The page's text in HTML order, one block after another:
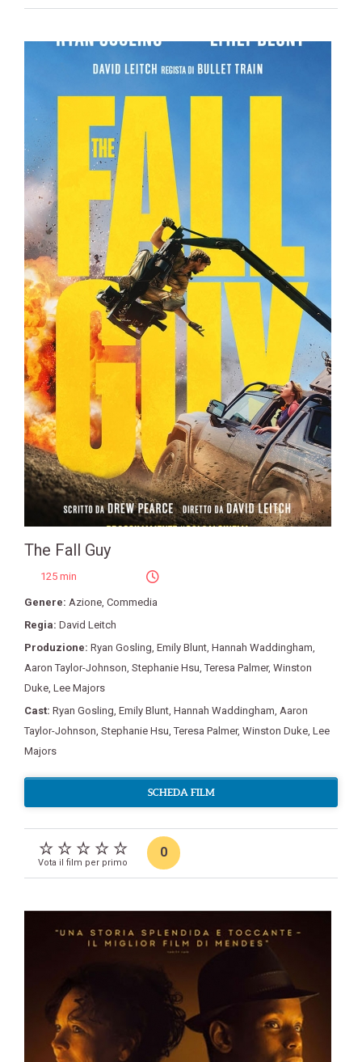
The Fall Guy
125 min
Genere: Azione Commedia
Regia: David Leitch
Produzione: Ryan Gosling Emily Blunt Hannah Waddingham
Aaron Taylor-Johnson Stephanie Hsu ,Teresa Palmer, Winston
Duke Lee Majors
Cast: Ryan Gosling Emily Blunt Hannah Waddingham Aaron
Taylor-Johnson Stephanie Hsu ,Teresa Palmer, Winston Duke Lee
Majors
SCHEDA FILM
Vota il film per primo
0